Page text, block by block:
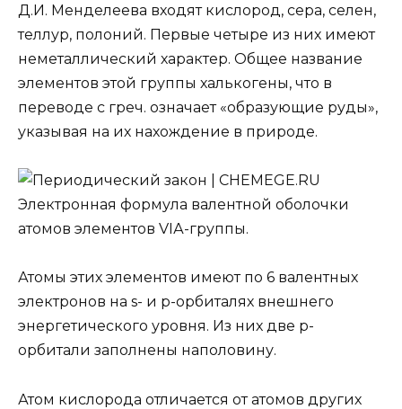
Д.И. Менделеева входят кислород, сера, селен,
теллур, полоний. Первые четыре из них имеют
неметаллический характер. Общее название
элементов этой группы халькогены, что в
переводе с греч. означает «образующие руды»,
указывая на их нахождение в природе.
Электронная формула валентной оболочки
атомов элементов VIА-группы.
Атомы этих элементов имеют по 6 валентных
электронов на s- и р-орбиталях внешнего
энергетического уровня. Из них две р-
орбитали заполнены наполовину.
Атом кислорода отличается от атомов других